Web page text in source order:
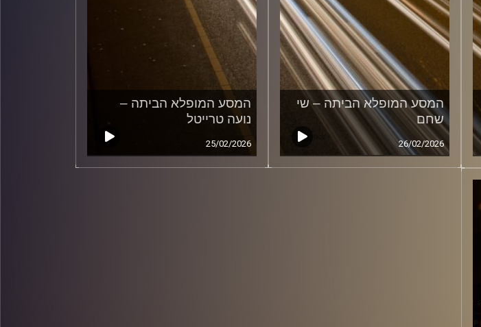
המסע המופלא הביתה – שי
שחם
26/02/2026
המסע המופלא הביתה –
נועה טרייטל
25/02/2026